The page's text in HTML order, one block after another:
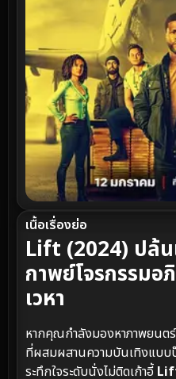
เนื้อเรื่องย่อ
Lift (2024) ปล้น
กาพย์โจรกรรมอ
เวหา
หากคุณกำลังมองหาภาพยนต
ที่ผสมผสานความบันเทิงแบบ
ระทึกใจระดับนั่งไม่ติดเก้าอี้